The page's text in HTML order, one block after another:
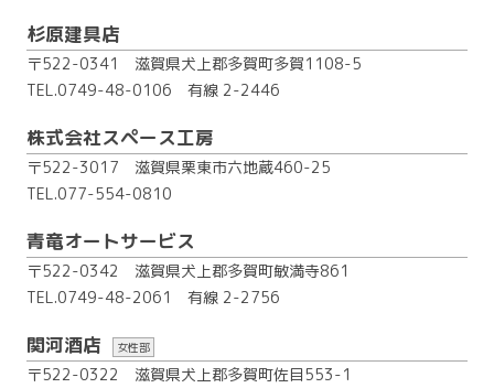
杉原建具店
〒522-0341 滋賀県犬上郡多賀町多賀1108-5
TEL.0749-48-0106
有線 2-2446
株式会社スペース工房
〒522-3017 滋賀県栗東市六地蔵460-25
TEL.077-554-0810
青竜オートサービス
〒522-0342 滋賀県犬上郡多賀町敏満寺861
TEL.0749-48-2061
有線 2-2756
関河酒店 女性部
〒522-0322 滋賀県犬上郡多賀町佐目553-1